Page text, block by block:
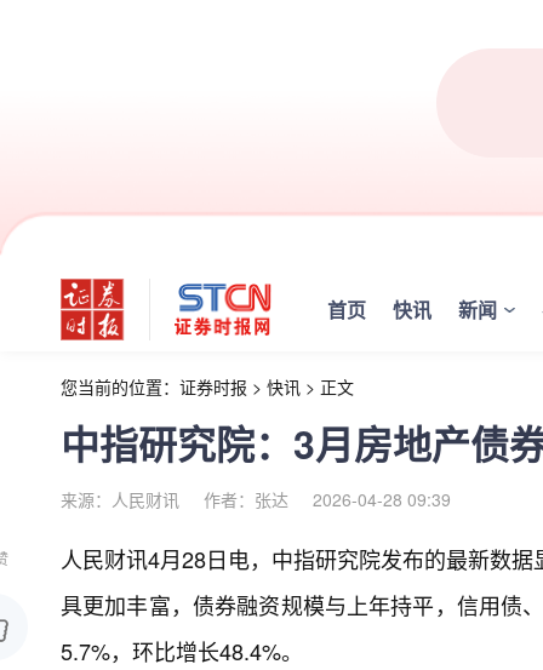
首页 快讯 新闻
您当前的位置： 证券时报 > 快讯 > 正文
中指研究院：3月房地产债
来源：人民财讯 作者：张达 2026-04-28 09:39
人民财讯4月28日电， 中指研究院发布的最新数
具更加丰富，债券融资规模与上年持平，信用债
5.7%，环比增长48.4%。